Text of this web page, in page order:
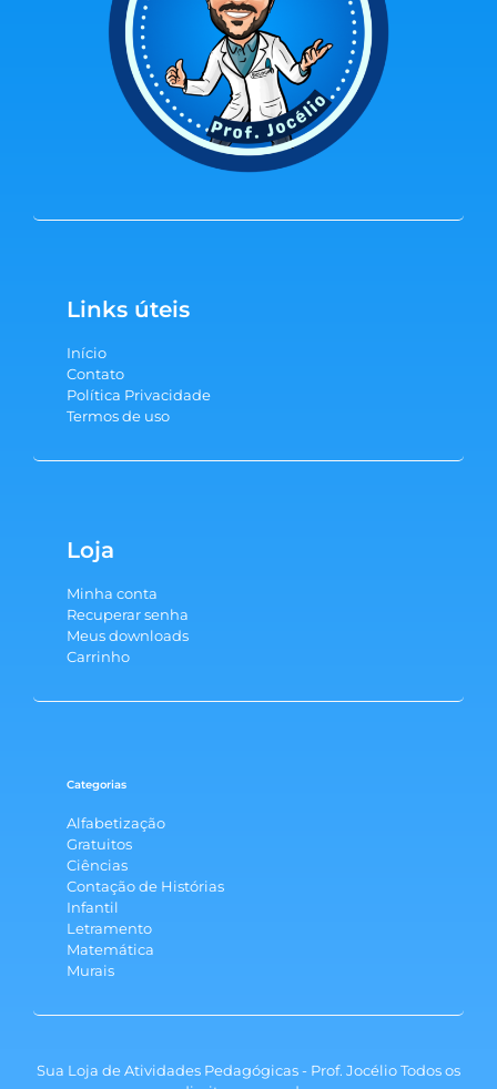
Links úteis
Início
Contato
Política Privacidade
Termos de uso
Loja
Minha conta
Recuperar senha
Meus downloads
Carrinho
Categorias
Alfabetização
Gratuitos
Ciências
Contação de Histórias
Infantil
Letramento
Matemática
Murais
Sua Loja de Atividades Pedagógicas - Prof. Jocélio Todos os